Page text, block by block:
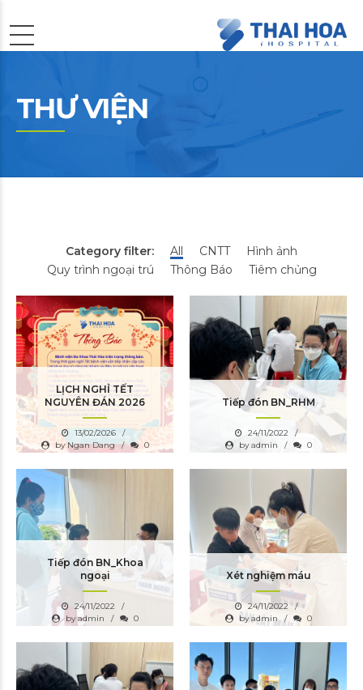
THƯ VIỆN
Category filter: All CNTT
Hình ảnh
Quy trình ngoại trú
Thông Báo Tiêm chủng
LỊCH NGHỈ TẾT
NGUYÊN ĐÁN 2026
13/02/2026
by Ngan Dang
0
Tiếp đón BN_RHM
24/11/2022
by admin
0
Tiếp đón BN_Khoa
ngoại
24/11/2022
by admin
0
Xét nghiệm máu
24/11/2022
by admin
0